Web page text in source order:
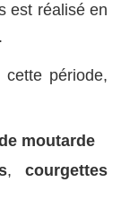
est réalisé en
période,
moutarde
,courgettes